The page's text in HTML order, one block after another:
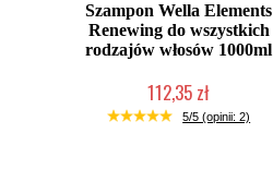
Szampon Wella Elements
Renewing do wszystkich
rodzajów włosów 1000ml
112,35 zł
Mała ilość (wysyłka w 24h)
5/5 (opinii: 2)